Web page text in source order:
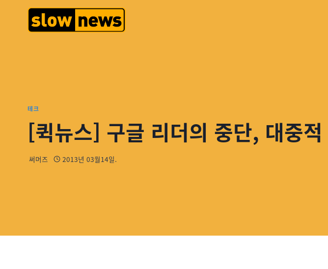
테크
[퀵뉴스] 구글 리더의 중단, 대중
써머즈 2013년 03월14일.